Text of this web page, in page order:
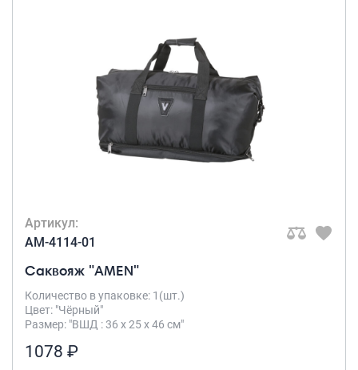
Артикул:
AM-4114-01
Саквояж "AMEN"
Количество в упаковке: 1(шт.)
Цвет: "Чёрный"
Размер: "ВШД : 36 х 25 х 46 см"
1078 ₽